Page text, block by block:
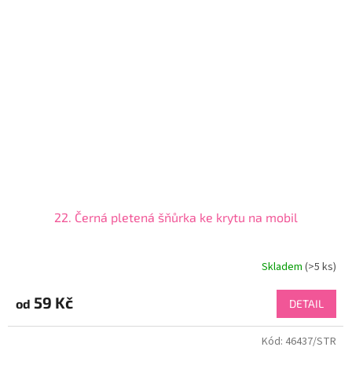
22. Černá pletená šňůrka ke krytu na mobil
Skladem (>5 ks)
od 59 Kč DETAIL
Kód: 46437/STR